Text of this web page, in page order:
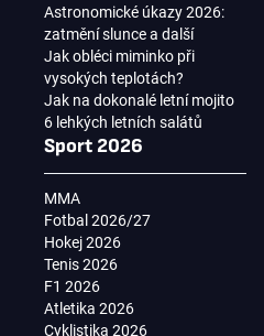
Astronomické úkazy 2026:
zatmění slunce a další
Jak obléci miminko při
vysokých teplotách?
Jak na dokonalé letní mojito
6 lehkých letních salátů
Sport 2026
MMA
Fotbal 2026/27
Hokej 2026
Tenis 2026
F1 2026
Atletika 2026
Cyklistika 2026